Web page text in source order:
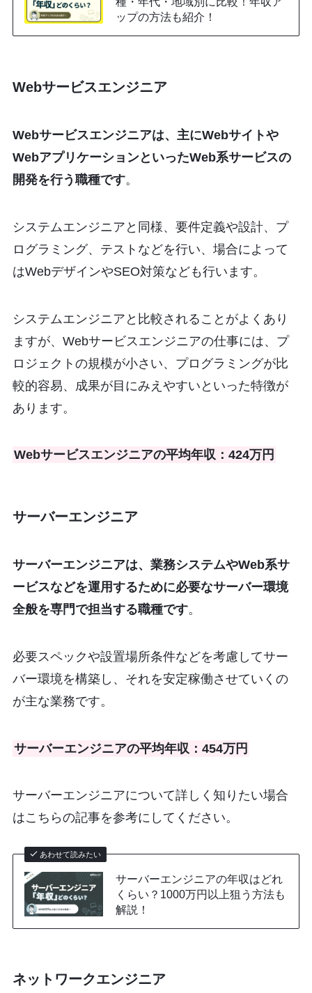
ップの方法も紹介！
Webサービスエンジニア
Webサービスエンジニアは、主にWebサイトや
WebアプリケーションといったWeb系サービスの
開発を行う職種です。
システムエンジニアと同様、要件定義や設計、プ
ログラミング、テストなどを行い、場合によって
はWebデザインやSEO対策なども行います。
システムエンジニアと比較されることがよくあり
ますが、Webサービスエンジニアの仕事には、プ
ロジェクトの規模が小さい、プログラミングが比
較的容易、成果が目にみえやすいといった特徴が
あります。
Webサービスエンジニアの平均年収：424万円
サーバーエンジニア
サーバーエンジニアは、業務システムやWeb系サ
ービスなどを運用するために必要なサーバー環境
全般を専門で担当する職種です。
必要スペックや設置場所条件などを考慮してサー
バー環境を構築し、それを安定稼働させていくの
が主な業務です。
サーバーエンジニアの平均年収：454万円
サーバーエンジニアについて詳しく知りたい場合
はこちらの記事を参考にしてください。
あわせて読みたい
サーバーエンジニアの年収はどれ
くらい？1000万円以上狙う方法も
解説！
ネットワークエンジニア